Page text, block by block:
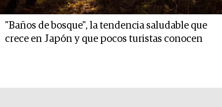
"Baños de bosque", la tendencia saludable que
crece en Japón y que pocos turistas conocen